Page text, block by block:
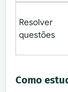
Resolver
questões
Como